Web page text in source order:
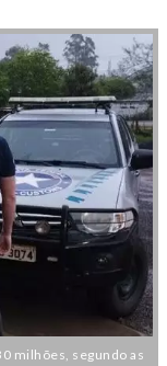
milhões, segundo as